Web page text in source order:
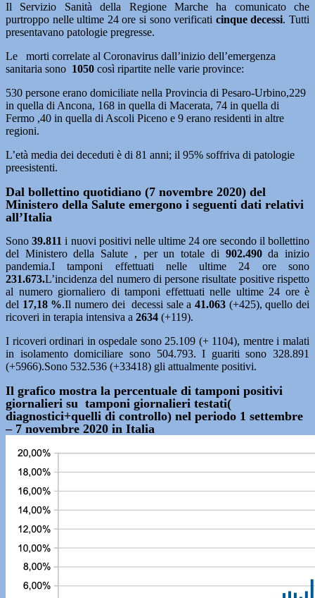
Il Servizio Sanità della Regione Marche ha comunicato che
purtroppo nelle ultime 24 ore si sono verificati cinque decessi. Tutti
presentavano patologie pregresse.
Le morti correlate al Coronavirus dall’inizio dell’emergenza
sanitaria sono 1050 così ripartite nelle varie province:
530 persone erano domiciliate nella Provincia di Pesaro-Urbino,229
in quella di Ancona, 168 in quella di Macerata, 74 in quella di
Fermo ,40 in quella di Ascoli Piceno e 9 erano residenti in altre
regioni.
L’età media dei deceduti è di 81 anni; il 95% soffriva di patologie
preesistenti.
Dal bollettino quotidiano (7 novembre 2020) del
Ministero della Salute emergono i seguenti dati relativi
all’Italia
Sono39.811 i nuovi positivi nelle ultime 24 ore secondo il bollettino
del Ministero della Salute , per un totale di 902.490da inizio
pandemia.I tamponi effettuati nelle ultime 24 ore sono
231.673.L’incidenza del numero di persone risultate positive rispetto
al numero giornaliero di tamponi effettuati nelle ultime 24 ore è
del 17,18 %.Il numero dei decessi sale a41.063 (+425), quello dei
ricoveri in terapia intensiva a 2634 (+119).
I ricoveri ordinari in ospedale sono 25.109 (+ 1104), mentre i malati
in isolamento domiciliare sono 504.793. I guariti sono 328.891
(+5966).Sono 532.536 (+33418) gli attualmente positivi.
Il grafico mostra la percentuale di tamponi positivi
giornalieri su tamponi giornalieri testati(
diagnostici+quelli di controllo) nel periodo 1 settembre
– 7 novembre 2020 in Italia